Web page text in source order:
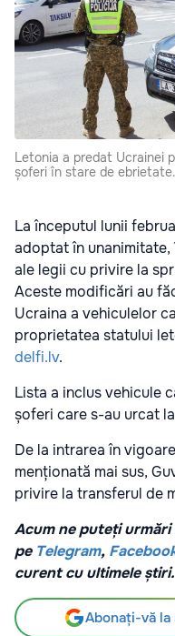
Letonia a predat Ucrainei
șoferi în stare de ebrietate.
La începutul lunii
adoptat în
ale legii cu privire la
Aceste modificări au
Ucraina a vehiculelor
proprietatea statului
delfi.lv.
Lista a inclus vehicule
șoferi care s-au urcat
De la intrarea în
menționată mai sus,
privire la transferul de
Acum ne puteți urmări
pe Telegram,
curent cu ultimele știri.
Abonați-vă